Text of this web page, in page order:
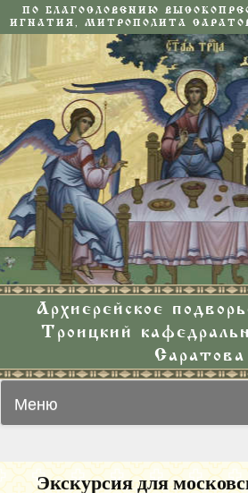
ПО БЛАГОСЛОВЕНИЮ
ИГНАТИЯ, МИТРОПОЛИТА
Архиерейское
Троицкий
Саратова
Меню
Экскурсия для